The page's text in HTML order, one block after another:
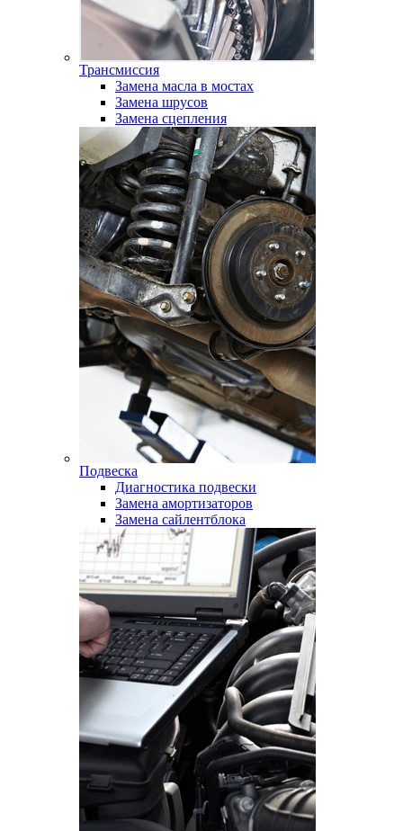
Трансмиссия
Замена масла в мостах
Замена шрусов
Замена сцепления
Подвеска
Диагностика подвески
Замена амортизаторов
Замена сайлентблока